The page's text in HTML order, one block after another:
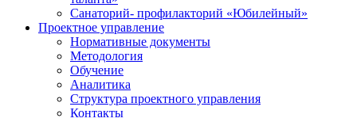
Санаторий- профилакторий «Юбилейный»
Проектное управление
Нормативные документы
Методология
Обучение
Аналитика
Структура проектного управления
Контакты